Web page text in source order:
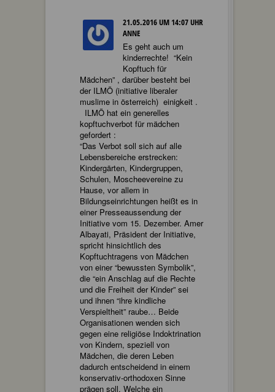
21.05.2016 UM 14:07 UHR
ANNE
Es geht auch um
kinderrechte! “Kein
Kopftuch für
Mädchen” , darüber besteht bei
der ILMÖ (initiative liberaler
muslime in österreich) einigkeit .
ILMÖ hat ein generelles
kopftuchverbot für mädchen
gefordert :
“Das Verbot soll sich auf alle
Lebensbereiche erstrecken:
Kindergärten, Kindergruppen,
Schulen, Moscheevereine zu
Hause, vor allem in
Bildungseinrichtungen heißt es in
einer Presseaussendung der
Initiative vom 15. Dezember. Amer
Albayati, Präsident der Initiative,
spricht hinsichtlich des
Kopftuchtragens von Mädchen
von einer “bewussten Symbolik”,
die “ein Anschlag auf die Rechte
und die Freiheit der Kinder” sei
und ihnen “ihre kindliche
Verspieltheit” raube… Beide
Organisationen wenden sich
gegen eine religiöse Indoktrination
von Kindern, speziell von
Mädchen, die deren Leben
dadurch entscheidend in einem
konservativ-orthodoxen Sinne
prägen soll. Welche ein